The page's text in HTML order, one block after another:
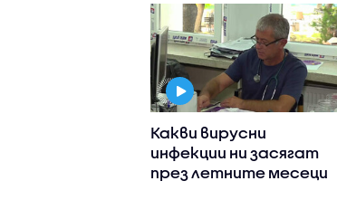
Какви вирусни
инфекции ни засягат
през летните месеци